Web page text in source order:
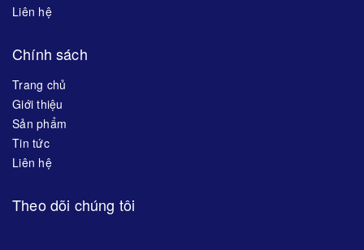
Liên hệ
Chính sách
Trang chủ
Giới thiệu
Sản phẩm
Tin tức
Liên hệ
Theo dõi chúng tôi